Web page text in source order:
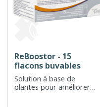
ReBoostor - 15
flacons buvables
Solution à base de
plantes pour améliorer